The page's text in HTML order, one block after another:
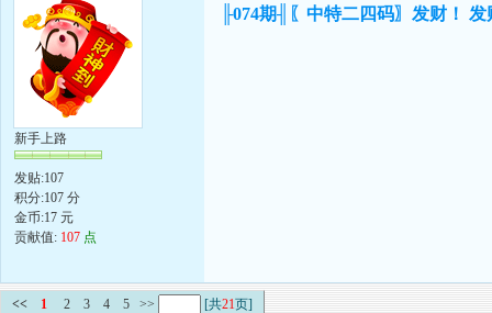
新手上路
发贴:107
积分:107 分
金币:17 元
贡献值: 107 点
╟074期╢〖中特二四码〗发财！
<< 1 2 3 4 5 >> [共21页]